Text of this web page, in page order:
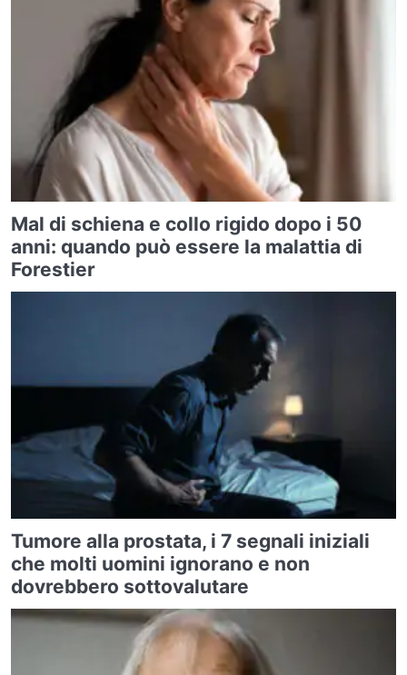
Mal di schiena e collo rigido dopo i 50
anni: quando può essere la malattia di
Forestier
Tumore alla prostata, i 7 segnali iniziali
che molti uomini ignorano e non
dovrebbero sottovalutare